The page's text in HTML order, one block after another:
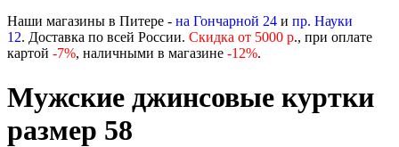
Наши магазины в Питере - на Гончарной 24 и пр. Науки
12. Доставка по всей России. Скидка от 5000 р., при оплате
картой -7%, наличными в магазине -12%.
Мужские джинсовые куртки
размер 58